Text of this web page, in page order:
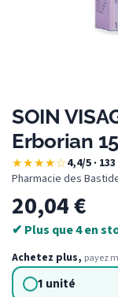
SOIN
Erborian
★★★★☆4,4/5 ·
Pharmacie des
20,04€
✔ Plus que 4 en
Achetez plus, payez
1 unité